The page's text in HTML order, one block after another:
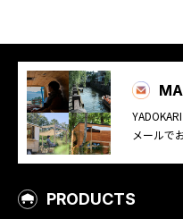
メールで
PRODUCTS